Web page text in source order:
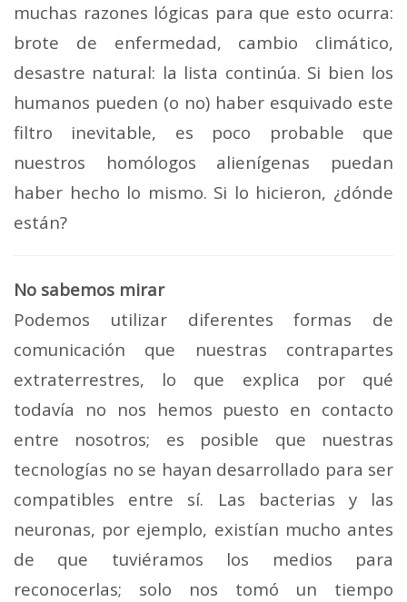
muchas razones lógicas para que esto ocurra:
brote de enfermedad, cambio climático,
desastre natural: la lista continúa. Si bien los
humanos pueden (o no) haber esquivado este
filtro inevitable, es poco probable que
nuestros homólogos alienígenas puedan
haber hecho lo mismo. Si lo hicieron, ¿dónde
están?
No sabemos mirar
Podemos utilizar diferentes formas de
comunicación que nuestras contrapartes
extraterrestres, lo que explica por qué
todavía no nos hemos puesto en contacto
entre nosotros; es posible que nuestras
tecnologías no se hayan desarrollado para ser
compatibles entre sí. Las bacterias y las
neuronas, por ejemplo, existían mucho antes
de que tuviéramos los medios para
reconocerlas; solo nos tomó un tiempo